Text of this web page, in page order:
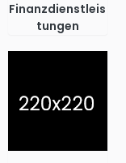
Finanzdienstleis
tungen